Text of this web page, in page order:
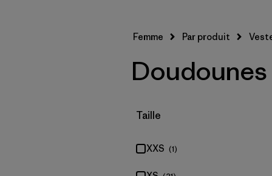
Femme Par produit
Filtrer par
Taille
XXS (1)